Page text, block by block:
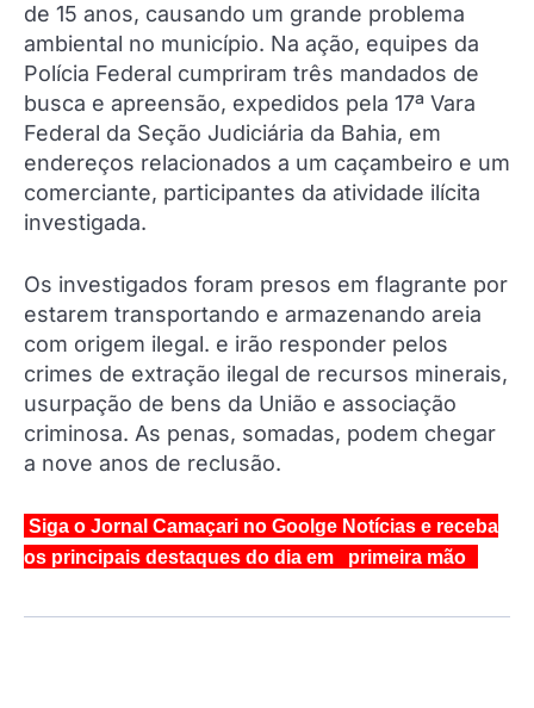
de 15 anos, causando um grande problema
ambiental no município. Na ação, equipes da
Polícia Federal cumpriram três mandados de
busca e apreensão, expedidos pela 17ª Vara
Federal da Seção Judiciária da Bahia, em
endereços relacionados a um caçambeiro e um
comerciante, participantes da atividade ilícita
investigada.
Os investigados foram presos em flagrante por
estarem transportando e armazenando areia
com origem ilegal. e irão responder pelos
crimes de extração ilegal de recursos minerais,
usurpação de bens da União e associação
criminosa. As penas, somadas, podem chegar
a nove anos de reclusão.
Siga o Jornal Camaçari no Goolge Notícias e receba
os principais destaques do dia em primeira mão